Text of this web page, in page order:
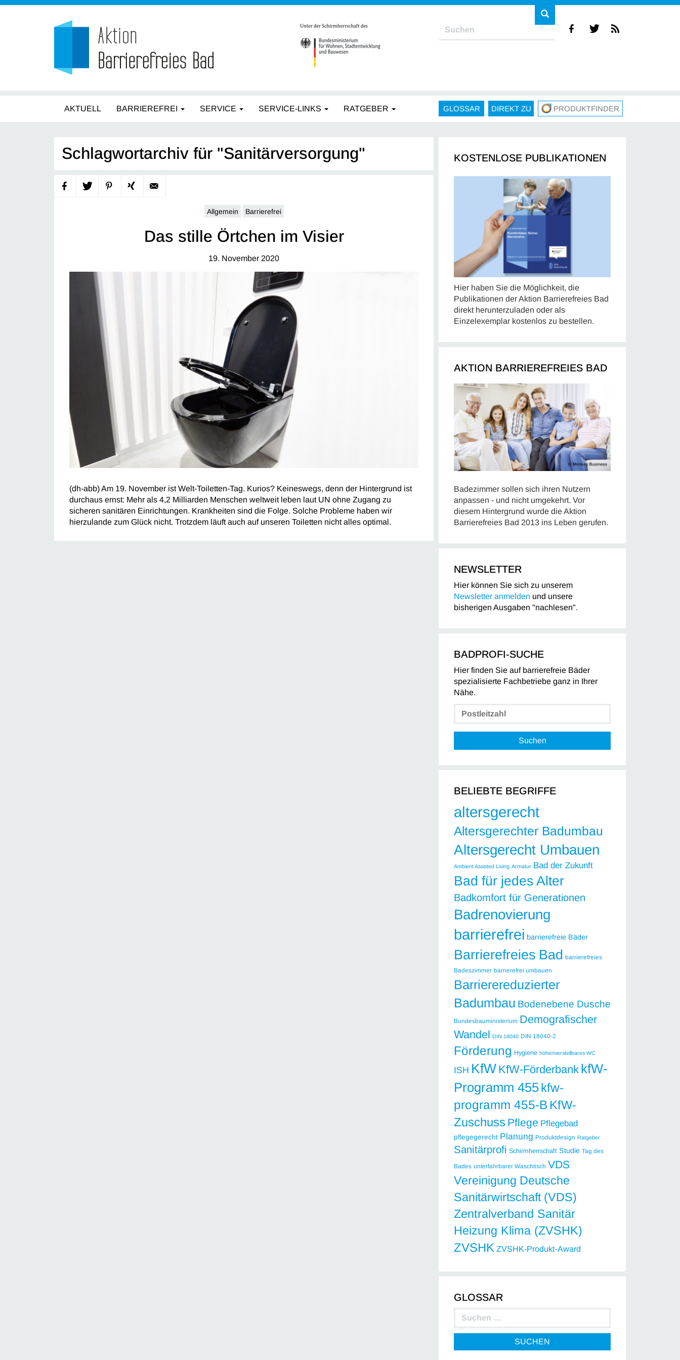
AKTUELL BARRIEREFREI SERVICE SERVICE-LINKS RATGEBER GLOSSAR DIREKT ZU PRODUKTFINDER
Schlagwortarchiv für "Sanitärversorgung"
Allgemein Barrierefrei
Das stille Örtchen im Visier
19. November 2020
(dh-abb) Am 19. November ist Welt-Toiletten-Tag. Kurios? Keineswegs, denn der Hintergrund ist
durchaus ernst: Mehr als 4,2 Milliarden Menschen weltweit leben laut UN ohne Zugang zu
sicheren sanitären Einrichtungen. Krankheiten sind die Folge. Solche Probleme haben wir
hierzulande zum Glück nicht. Trotzdem läuft auch auf unseren Toiletten nicht alles optimal.
KOSTENLOSE PUBLIKATIONEN
Hier haben Sie die Möglichkeit, die
Publikationen der Aktion Barrierefreies Bad
direkt herunterzuladen oder als
Einzelexemplar kostenlos zu bestellen.
AKTION BARRIEREFREIES BAD
Badezimmer sollen sich ihren Nutzern
anpassen - und nicht umgekehrt. Vor
diesem Hintergrund wurde die Aktion
Barrierefreies Bad 2013 ins Leben gerufen.
NEWSLETTER
Hier können Sie sich zu unserem
Newsletter anmelden und unsere
bisherigen Ausgaben "nachlesen".
BADPROFI-SUCHE
Hier finden Sie auf barrierefreie Bäder
spezialisierte Fachbetriebe ganz in Ihrer
Nähe.
Suchen
BELIEBTE BEGRIFFE
altersgerecht
Altersgerechter Badumbau
Altersgerecht Umbauen
Ambient Assisted Living Armatur Bad der Zukunft
Bad für jedes Alter
Badkomfort für Generationen
Badrenovierung
barrierefrei barrierefreie Bäder
Barrierefreies Bad barrierefreies
Badeszimmer barrierefrei umbauen
Barrierereduzierter
Badumbau Bodenebene Dusche
Bundesbauministerium Demografischer
Wandel DIN 18040 DIN 18040-2
Förderung Hygiene höhenverstellbares WC
ISH KfW KfW-Förderbank kfW-
Programm 455kfw-
programm 455-B KfW-
Zuschuss Pflege Pflegebad
pflegegerecht Planung Produktdesign Ratgeber
Sanitärprofi Schirmherrschaft Studie Tag des
Bades unterfahrbarer Waschtisch VDS
Vereinigung Deutsche
Sanitärwirtschaft (VDS)
Zentralverband Sanitär
Heizung Klima (ZVSHK)
ZVSHK ZVSHK-Produkt-Award
GLOSSAR
SUCHEN